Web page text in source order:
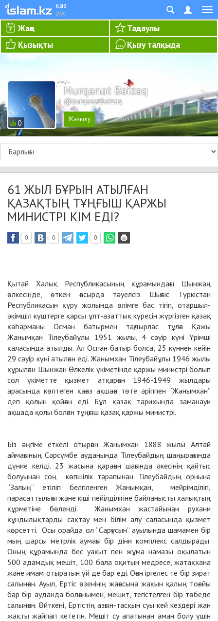
қаз
рус
Жаңа
Таңдаулы
Қызықты
Қызу талқыда
0
Nurqanat Baizaq
@nurqanatbaizaq
61 ЖЫЛ БҰРЫН АТЫЛҒАН
ҚАЗАҚТЫҢ ТҰҢҒЫШ ҚАРЖЫ
МИНИСТРІ КІМ ЕДІ?
0 0 0
Қытай Халық Республикасының құрамындағы Шынжаң
өлкесінде, өткен ғасырда тәуелсіз Шығыс Түркістан
Республикасын құру жолында өлімге бас тігіп, отаршыл-
әкімшіл күштерге қарсы ұлт-азаттық күресін жүргізген қазақ
қаһарманы Осман батырмен тағдырлас тұлға Қажы
Жанымқан Тілеубайұлы 1951 жылы, 4 сәуір күні Үрімші
қаласында атылды. Ал Оспан батыр болса, 25 күннен кейін
29 сәуір күні атылған еді. Жанымхан Тілеубайұлы 1946 жылы
құрылған Шынжан Өлкелік үкіметінде қаржы министрі болып
сол үкіметте қызмет атқарған 1946-1949 жылдары
арасында көптеген қағаз ақшаға төте әріппен “Жанымхан”
деп қолын қойған еді. Бұл қазақ тарихында заманауи
ақшада қолы болған тұңғыш қазақ қаржы министрі.
Біз әңгіме еткелі отырған Жанымхан 1888 жылы Алтай
аймағының Сәрсүмбе ауданында Тілеубайдың шаңырағында
дүние келді. 23 жасына қараған шағында әкесінің қайтыс
болуынан соң көпшілік тарапынан Тілеубайдың орнына
“Залың” етіліп белгіленген Жанымқан, мейрімділігі,
парасаттылығы және кіші пейілділігіне байланысты халықтың
құрметіне бөленді. Жанымхан жастайынан рухани
құндылықтарды сақтау мен білім алу саласында қызмет
көрсетті. Осы орайда ол “Сарғұсын” ауылында шамамен бір
мың шарсы метрлік аумағы бір діни комплекс салдырады.
Оның құрамында бес уақыт пен жұма намазы оқылатын
500 адамдық мешіт, 100 бала оқитын медресе, жатақхана
және имам отыратын үй де бар еді. Оған іргелес те бір зират
салынған. Ауыл, Ертіс өзенінің жағасына жақын қалың тоғайы
бар бір ауданда болғанымен, мешит, тегістелген бір төбеде
салынған. Өйткені, Ертістің азғын-тасқын суы кей кездері жан
жақты жайпап кететін. Мешіт су апатынан аман болу үшін